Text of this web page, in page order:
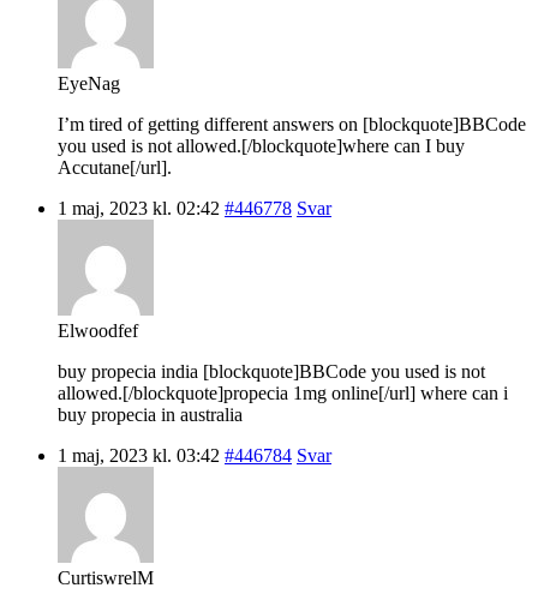
EyeNag
I’m tired of getting different answers on [blockquote]BBCode
you used is not allowed.[/blockquote]where can I buy
Accutane[/url].
1 maj, 2023 kl. 02:42 #446778 Svar
Elwoodfef
buy propecia india [blockquote]BBCode you used is not
allowed.[/blockquote]propecia 1mg online[/url] where can i
buy propecia in australia
1 maj, 2023 kl. 03:42 #446784 Svar
CurtiswrelM